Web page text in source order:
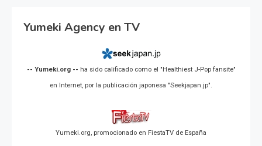
Yumeki Agency en TV
-- Yumeki.org -- ha sido calificado como el "Healthiest J-Pop fansite"
en Internet, por la publicación japonesa "Seekjapan.jp".
Yumeki.org, promocionado en FiestaTV de España